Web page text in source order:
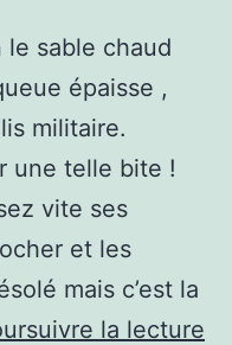
sable chaud
épaisse ,
militaire.
une telle bite !
vite ses
et les
mais c’est la
la lecture